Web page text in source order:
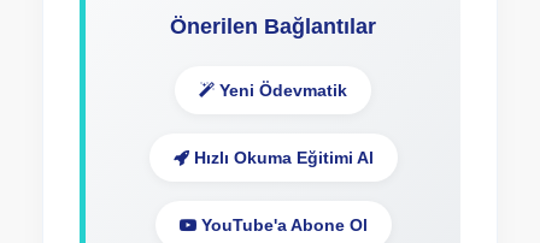
Önerilen Bağlantılar
Yeni Ödevmatik
Hızlı Okuma Eğitimi Al
YouTube'a Abone Ol